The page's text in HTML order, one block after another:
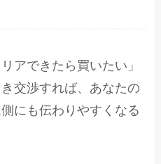
アできたら買いたい」
交渉すれば、あなたの
にも伝わりやすくなる